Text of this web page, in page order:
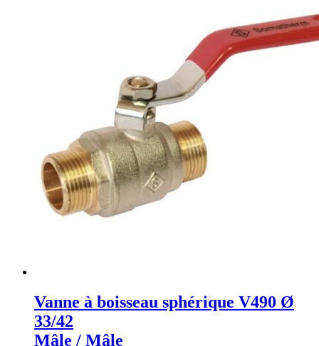
Vanne à boisseau sphérique V490 Ø
33/42
Mâle / Mâle